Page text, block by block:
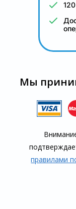
Мы
правилами